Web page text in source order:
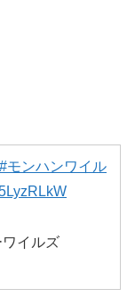
#モンハンワイル
イルズ